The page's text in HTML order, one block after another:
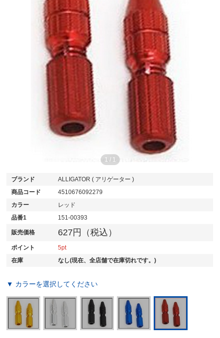
1 / 1
ブランド
ALLIGATOR ( アリゲーター )
商品コード
4510676092279
カラー
レッド
品番1
151-00393
販売価格 627円（税込）
ポイント
5
在庫
なし(現在、全店舗で在庫切れです。)
▼ カラーを選択してください